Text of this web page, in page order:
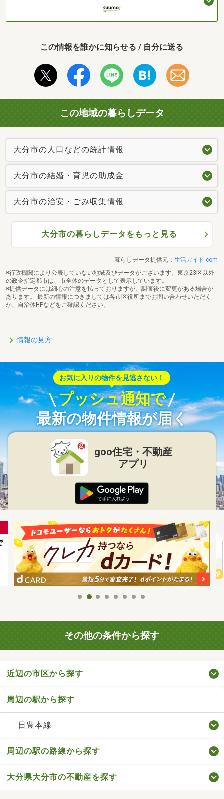
この情報を誰かに知らせる / 自分に送る
この地域の暮らしデータ
大分市の人口などの統計情報
大分市の結婚・育児の助成金
大分市の治安・ごみ収集情報
大分市の暮らしデータをもっと見る
暮らしデータ提供元： 生活ガイド.com
※行政機関により公表していない地域及びデータがございます。東京23区以外
の政令指定都市は、市全体のデータとして表示しています。
※提供データには細心の注意を払っておりますが、調査後に変更がある場合が
あります。 最新の情報につきましては各市区役所までお問い合わせいただく
か、自治体HPなどをご確認ください。
情報の見方
お気に入りの物件を見逃さない！
プッシュ通知で
最新の物件情報が届く
goo住宅・不動産
アプリ
その他の条件から探す
近辺の市区から探す
周辺の駅から探す
日豊本線
周辺の駅の路線から探す
大分県大分市の不動産を探す